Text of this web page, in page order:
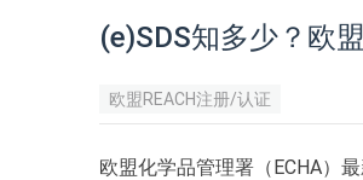
(e)SDS知多少？欧
欧盟REACH注册/认证
欧盟化学品管理署（ECHA）